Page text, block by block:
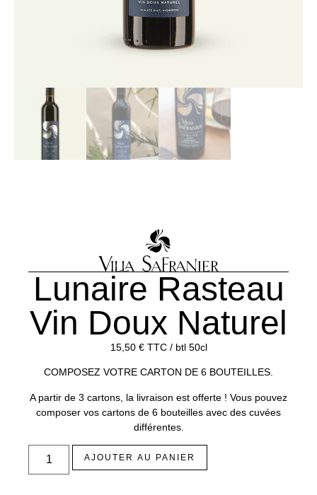
Lunaire Rasteau
Vin Doux Naturel
15,50 € TTC / btl 50cl
COMPOSEZ VOTRE CARTON DE 6 BOUTEILLES.
A partir de 3 cartons, la livraison est offerte ! Vous pouvez
composer vos cartons de 6 bouteilles avec des cuvées
différentes.
AJOUTER AU PANIER